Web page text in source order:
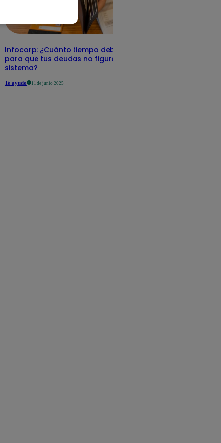
Infocorp: ¿Cuánto tiempo debe pasar
para que tus deudas no figuren en su
sistema?
Te ayudo 11 de junio 2025